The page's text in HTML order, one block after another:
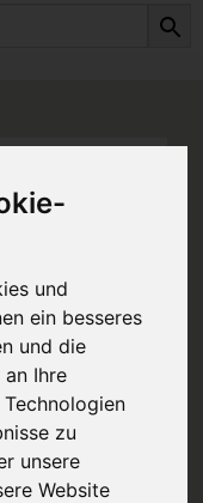
und
ein besseres
und die
an Ihre
zu
unsere
Website